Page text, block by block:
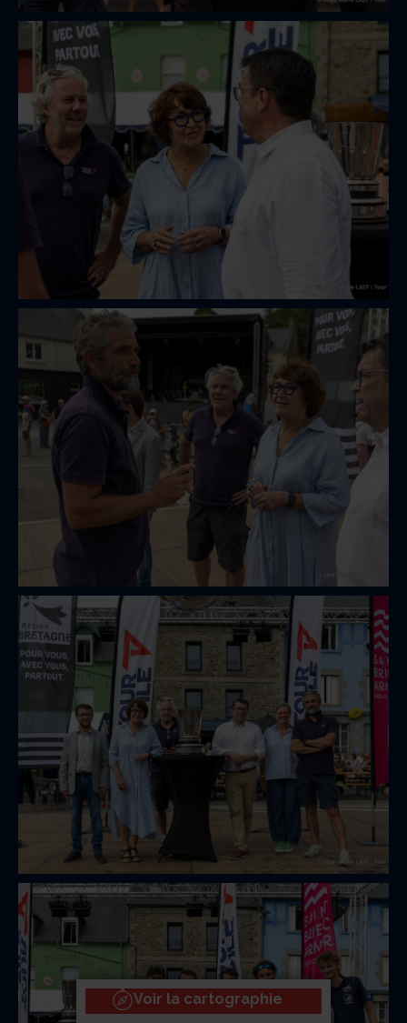
Voir la cartographie